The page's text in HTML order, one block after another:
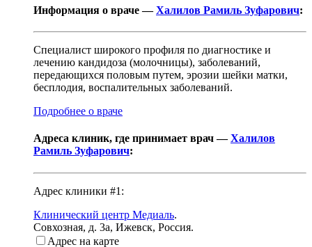
Информация о враче —Халилов Рамиль Зуфарович:
Специалист широкого профиля по диагностике и
лечению кандидоза (молочницы), заболеваний,
передающихся половым путем, эрозии шейки матки,
бесплодия, воспалительных заболеваний.
Подробнее о враче
Адреса клиник, где принимает врач —Халилов
Рамиль Зуфарович:
Адрес клиники #1:
Клинический центр Медиаль.
Совхозная, д. 3а, Ижевск, Россия.
Адрес на карте